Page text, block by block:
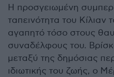
Η προσγειωμένη
ταπεινότητα του Κίλιαν
αγαπητό τόσο στους
συναδέλφους του.
μεταξύ της δημόσιας
ιδιωτικής του ζωής, ο